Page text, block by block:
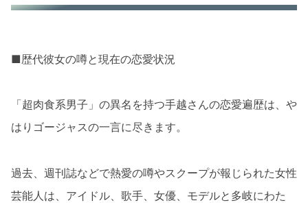
■歴代彼女の噂と現在の恋愛状況
「超肉食系男子」の異名を持つ手越さんの恋愛遍歴は、や
はりゴージャスの一言に尽きます。
過去、週刊誌などで熱愛の噂やスクープが報じられた女性
芸能人は、アイドル、歌手、女優、モデルと多岐にわた